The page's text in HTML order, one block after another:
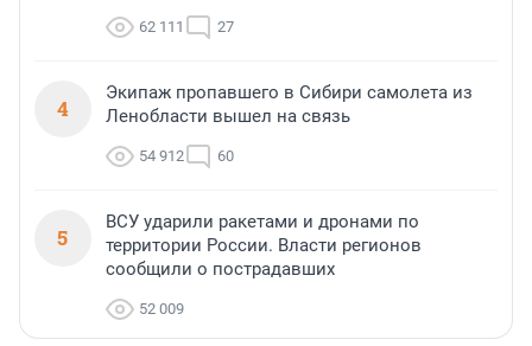
62 111 27
4
Экипаж пропавшего в Сибири самолета из
Ленобласти вышел на связь
54 912 60
5
ВСУ ударили ракетами и дронами по
территории России. Власти регионов
сообщили о пострадавших
52 009